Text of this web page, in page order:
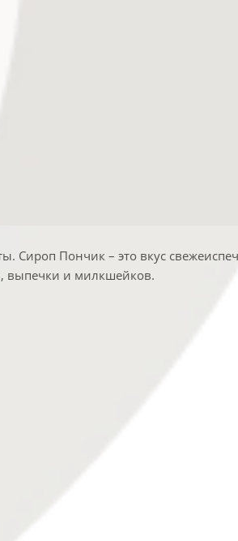
Сироп Пончик – это вкус
выпечки и милкшейков.